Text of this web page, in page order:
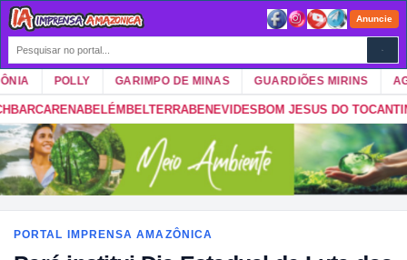
Anuncie
POLLY GARIMPO DE MINAS GUARDIÕES MIRINS
BELÉMBELTERRA BENEVIDESBOM JESUS DO TOCANTINSBONITO
PORTAL IMPRENSA AMAZÔNICA